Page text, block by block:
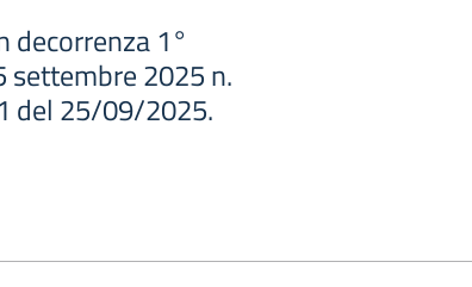
decorrenza 1°
settembre 2025 n.
del 25/09/2025.